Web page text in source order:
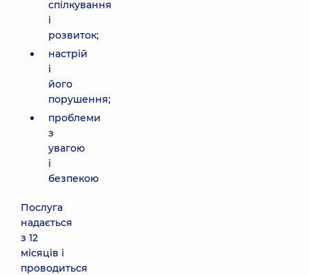
спілкування
і
розвиток;
настрій
і
його
порушення;
проблеми
з
увагою
і
безпекою
Послуга
надається
з 12
місяців і
проводиться